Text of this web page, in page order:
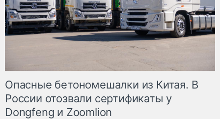
Опасные бетономешалки из Китая. В
России отозвали сертификаты у
Dongfeng и Zoomlion